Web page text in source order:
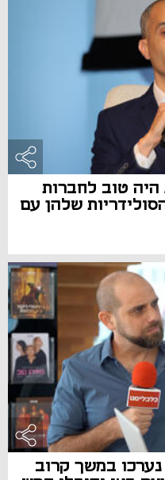
טוב לחברות
שלהן עם
נערכו במשך קרוב